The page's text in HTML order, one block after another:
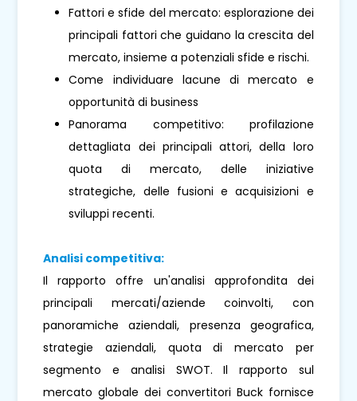
Fattori e sfide del mercato: esplorazione dei
principali fattori che guidano la crescita del
mercato, insieme a potenziali sfide e rischi.
Come individuare lacune di mercato e
opportunità di business
Panorama competitivo: profilazione
dettagliata dei principali attori, della loro
quota di mercato, delle iniziative
strategiche, delle fusioni e acquisizioni e
sviluppi recenti.
Analisi competitiva:
Il rapporto offre un'analisi approfondita dei
principali mercati/aziende coinvolti, con
panoramiche aziendali, presenza geografica,
strategie aziendali, quota di mercato per
segmento e analisi SWOT. Il rapporto sul
mercato globale dei convertitori Buck fornisce